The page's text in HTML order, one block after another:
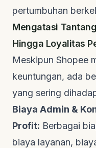
pertumbuhan
Mengatasi
Hingga Loyalitas
Meskipun Shopee
keuntungan, ada
yang sering
Biaya Admin &
Profit: Berbagai
biaya layanan,